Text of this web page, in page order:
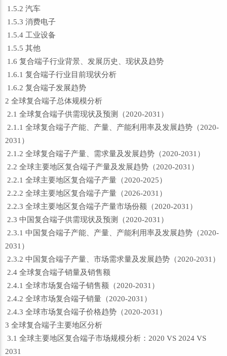
1.5.2 汽车
1.5.3 消费电子
1.5.4 工业设备
1.5.5 其他
1.6 复合端子行业背景、发展历史、现状及趋势
1.6.1 复合端子行业目前现状分析
1.6.2 复合端子发展趋势
2 全球复合端子总体规模分析
2.1 全球复合端子供需现状及预测（2020-2031）
2.1.1 全球复合端子产能、产量、产能利用率及发展趋势（2020-
2031）
2.1.2 全球复合端子产量、需求量及发展趋势（2020-2031）
2.2 全球主要地区复合端子产量及发展趋势（2020-2031）
2.2.1 全球主要地区复合端子产量（2020-2025）
2.2.2 全球主要地区复合端子产量（2026-2031）
2.2.3 全球主要地区复合端子产量市场份额（2020-2031）
2.3 中国复合端子供需现状及预测（2020-2031）
2.3.1 中国复合端子产能、产量、产能利用率及发展趋势（2020-
2031）
2.3.2 中国复合端子产量、市场需求量及发展趋势（2020-2031）
2.4 全球复合端子销量及销售额
2.4.1 全球市场复合端子销售额（2020-2031）
2.4.2 全球市场复合端子销量（2020-2031）
2.4.3 全球市场复合端子价格趋势（2020-2031）
3 全球复合端子主要地区分析
3.1 全球主要地区复合端子市场规模分析：2020 VS 2024 VS
2031